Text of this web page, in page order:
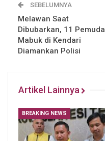
SEBELUMNYA
Melawan Saat
Dibubarkan, 11 Pemuda
Mabuk di Kendari
Diamankan Polisi
Artikel Lainnya
BREAKING NEWS